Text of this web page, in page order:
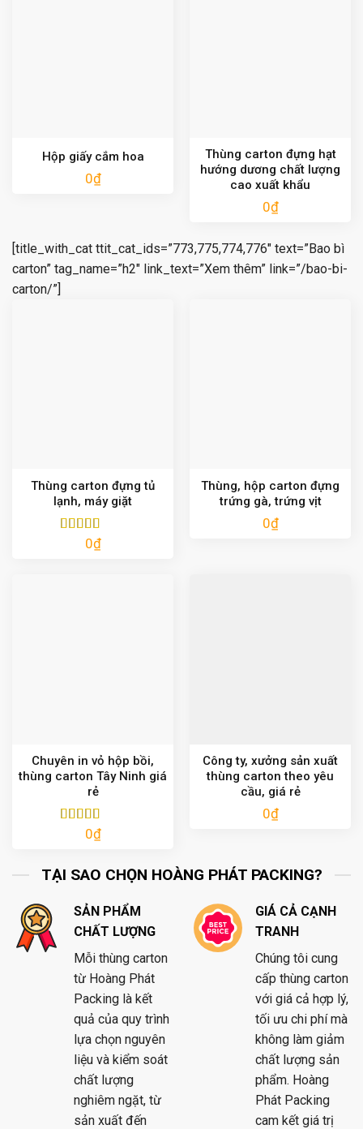
Hộp giấy cắm hoa
0₫
Thùng carton đựng hạt
hướng dương chất lượng
cao xuất khẩu
0₫
[title_with_cat ttit_cat_ids=”773,775,774,776″ text=”Bao bì
carton” tag_name=”h2″ link_text=”Xem thêm” link=”/bao-bi-
carton/”]
Thùng carton đựng tủ
lạnh, máy giặt
Được xếp
0₫
Thùng, hộp carton đựng
trứng gà, trứng vịt
0₫
Chuyên in vỏ hộp bồi,
thùng carton Tây Ninh giá
rẻ
Được xếp
0₫
Công ty, xưởng sản xuất
thùng carton theo yêu
cầu, giá rẻ
0₫
TẠI SAO CHỌN HOÀNG PHÁT PACKING?
SẢN PHẨM
CHẤT LƯỢNG
Mỗi thùng carton
từ Hoàng Phát
Packing là kết
quả của quy trình
lựa chọn nguyên
liệu và kiểm soát
chất lượng
nghiêm ngặt, từ
sản xuất đến
GIÁ CẢ CẠNH
TRANH
Chúng tôi cung
cấp thùng carton
với giá cả hợp lý,
tối ưu chi phí mà
không làm giảm
chất lượng sản
phẩm. Hoàng
Phát Packing
cam kết giá trị